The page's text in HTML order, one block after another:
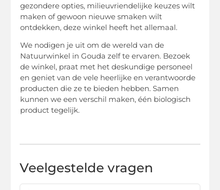
gezondere opties, milieuvriendelijke keuzes wilt
maken of gewoon nieuwe smaken wilt
ontdekken, deze winkel heeft het allemaal.
We nodigen je uit om de wereld van de
Natuurwinkel in Gouda zelf te ervaren. Bezoek
de winkel, praat met het deskundige personeel
en geniet van de vele heerlijke en verantwoorde
producten die ze te bieden hebben. Samen
kunnen we een verschil maken, één biologisch
product tegelijk.
Veelgestelde vragen